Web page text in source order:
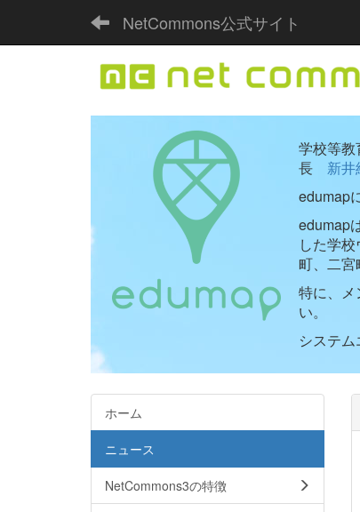
NetCommons公式サイト
学校等教
長 新井
edumap
edumap
した学
町、二宮
特に、
い。
システ
ホーム
ニュース
NetCommons3の特徴